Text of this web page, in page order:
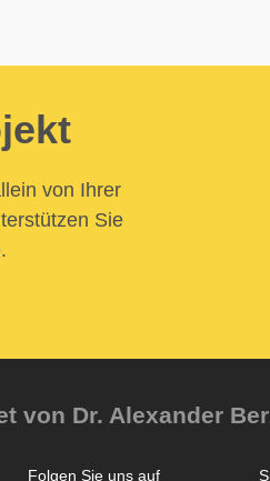
von Ihrer
Sie
von Dr. Alexander
Folgen Sie uns auf